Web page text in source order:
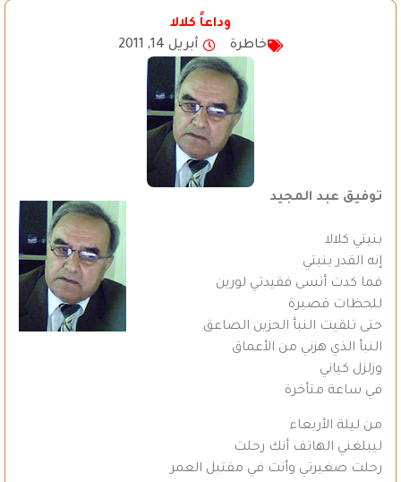
وداعاً كلالا
خاطرة
أبريل 14, 2011
توفيق عبد المجيد
بنيتي كلالا
إنه القدر بنيتي
فما كدت أنسى فقيدتي لورين
للحظات قصيرة
حتى تلقيت النبأ الحزين الصاعق
النبأ الذي هزني من الأعماق
وزلزل كياني
في ساعة متأخرة
من ليلة الأربعاء
ليبلغني الهاتف أنك رحلت
رحلت صغيرتي وأنت في مقتبل العمر